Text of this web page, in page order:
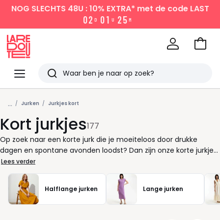
NOG SLECHTS 48U : 10% EXTRA* met de code LAST
02 D 01 U 25 M
Menu
Redoute
Zoeken
Laatst
bekeken
Naar
... Jurken Jurkjes kort
Kort jurkjes177
Op zoek naar een korte jurk die je moeiteloos door drukke
dagen en spontane avonden loodst? Dan zijn onze korte jurkjes
precies wat je nodig hebt. Of je nu een jurkje zoekt voor op
kantoor, een lunch met vriendinnen of een snel
omkleedmoment na het werk, er is altijd een model dat bij je
past. Onze selectie biedt een mix van stijlen die je makkelijk
combineert met je favoriete accessoires. Denk aan een
Lees verder
Halflange jurken Lange jurken